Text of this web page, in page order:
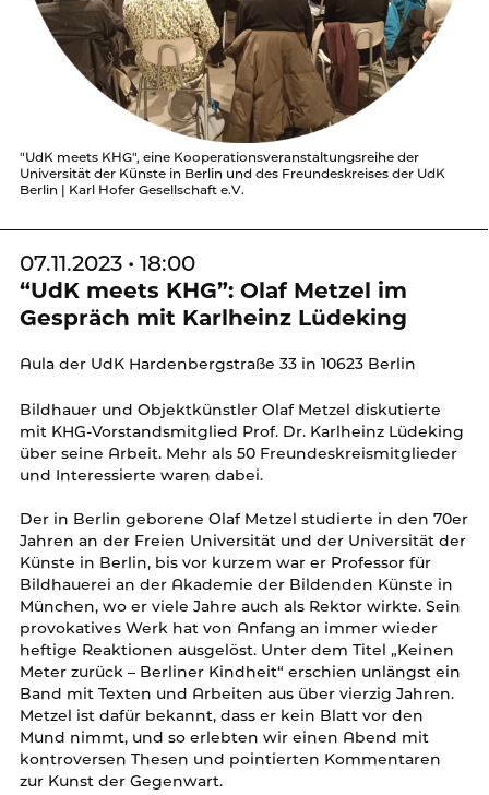
"UdK meets KHG", eine Kooperationsveranstaltungsreihe der
Universität der Künste in Berlin und des Freundeskreises der UdK
Berlin | Karl Hofer Gesellschaft e.V.
07.11.2023 • 18:00
“UdK meets KHG”: Olaf Metzel im
Gespräch mit Karlheinz Lüdeking
Aula der UdK Hardenbergstraße 33 in 10623 Berlin
Bildhauer und Objektkünstler Olaf Metzel diskutierte
mit KHG-Vorstandsmitglied Prof. Dr. Karlheinz Lüdeking
über seine Arbeit. Mehr als 50 Freundeskreismitglieder
und Interessierte waren dabei.
Der in Berlin geborene Olaf Metzel studierte in den 70er
Jahren an der Freien Universität und der Universität der
Künste in Berlin, bis vor kurzem war er Professor für
Bildhauerei an der Akademie der Bildenden Künste in
München, wo er viele Jahre auch als Rektor wirkte. Sein
provokatives Werk hat von Anfang an immer wieder
heftige Reaktionen ausgelöst. Unter dem Titel „Keinen
Meter zurück – Berliner Kindheit“ erschien unlängst ein
Band mit Texten und Arbeiten aus über vierzig Jahren.
Metzel ist dafür bekannt, dass er kein Blatt vor den
Mund nimmt, und so erlebten wir einen Abend mit
kontroversen Thesen und pointierten Kommentaren
zur Kunst der Gegenwart.